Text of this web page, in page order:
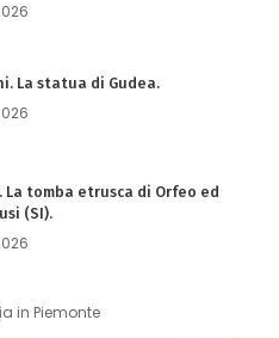
La statua di Gudea.
La tomba etrusca di Orfeo ed
(SI).
in Piemonte